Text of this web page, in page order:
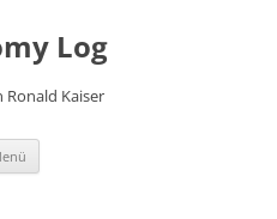
Log
Ronald Kaiser